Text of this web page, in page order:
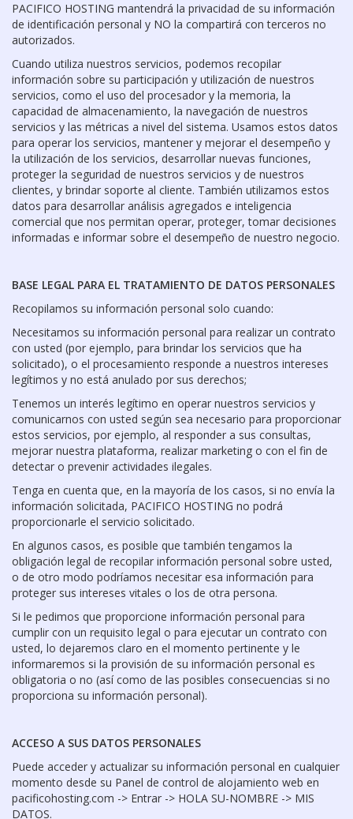
PACIFICO HOSTING mantendrá la privacidad de su información
de identificación personal y NO la compartirá con terceros no
autorizados.
Cuando utiliza nuestros servicios, podemos recopilar
información sobre su participación y utilización de nuestros
servicios, como el uso del procesador y la memoria, la
capacidad de almacenamiento, la navegación de nuestros
servicios y las métricas a nivel del sistema. Usamos estos datos
para operar los servicios, mantener y mejorar el desempeño y
la utilización de los servicios, desarrollar nuevas funciones,
proteger la seguridad de nuestros servicios y de nuestros
clientes, y brindar soporte al cliente. También utilizamos estos
datos para desarrollar análisis agregados e inteligencia
comercial que nos permitan operar, proteger, tomar decisiones
informadas e informar sobre el desempeño de nuestro negocio.
BASE LEGAL PARA EL TRATAMIENTO DE DATOS PERSONALES
Recopilamos su información personal solo cuando:
Necesitamos su información personal para realizar un contrato
con usted (por ejemplo, para brindar los servicios que ha
solicitado), o el procesamiento responde a nuestros intereses
legítimos y no está anulado por sus derechos;
Tenemos un interés legítimo en operar nuestros servicios y
comunicarnos con usted según sea necesario para proporcionar
estos servicios, por ejemplo, al responder a sus consultas,
mejorar nuestra plataforma, realizar marketing o con el fin de
detectar o prevenir actividades ilegales.
Tenga en cuenta que, en la mayoría de los casos, si no envía la
información solicitada, PACIFICO HOSTING no podrá
proporcionarle el servicio solicitado.
En algunos casos, es posible que también tengamos la
obligación legal de recopilar información personal sobre usted,
o de otro modo podríamos necesitar esa información para
proteger sus intereses vitales o los de otra persona.
Si le pedimos que proporcione información personal para
cumplir con un requisito legal o para ejecutar un contrato con
usted, lo dejaremos claro en el momento pertinente y le
informaremos si la provisión de su información personal es
obligatoria o no (así como de las posibles consecuencias si no
proporciona su información personal).
ACCESO A SUS DATOS PERSONALES
Puede acceder y actualizar su información personal en cualquier
momento desde su Panel de control de alojamiento web en
pacificohosting.com -> Entrar -> HOLA SU-NOMBRE -> MIS
DATOS.